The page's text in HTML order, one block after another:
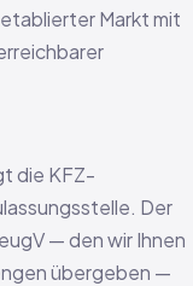
Markt mit
die KFZ-
Der
— den wir Ihnen
übergeben —